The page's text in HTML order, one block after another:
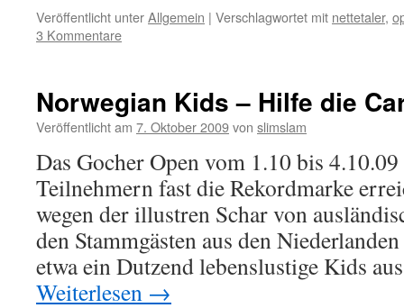
Veröffentlicht unterAllgemein | Verschlagwortet mit nettetaler,
3 Kommentare
Norwegian Kids – Hilfe die
Veröffentlicht am 7. Oktober 2009von slimslam
Das Gocher Open vom 1.10 bis
Teilnehmern fast die Rekordmarke
wegen der illustren Schar von
den Stammgästen aus den
etwa ein Dutzend lebenslustige Kids
Weiterlesen →